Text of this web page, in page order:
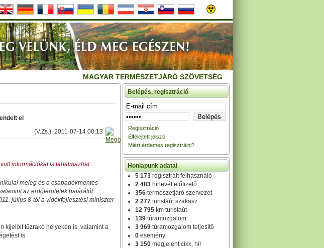
MAGYAR TERMÉSZETJÁRÓ SZÖVETSÉG
el
(V.Zs.), 2011-07-14 00:13
információkat is tartalmazhat.
meleg és a csapadékmentes
az erdőterületek határától
július 8-tól a vidékfejlesztési miniszter
kijelölt tűzrakó helyeken is, valamint a
is.
Belépés, regisztráció
Regisztráció
Elfelejtett jelszó
Miért érdemes regisztrálni?
Honlapunk adatai
5 173 regisztrált felhasználó
2 483 hírlevél előfizető
356 természetjáró szervezet
2 277 turistaút szakasz
12 795 km turistaút
139 túramozgalom
3 969 túramozgalom teljesítő
0 esemény
3 150 megjelent cikk, hír